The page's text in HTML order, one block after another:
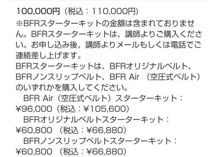
100,000円 （税込：110,000円)
※BFRスターターキットの金額は含まれておりませ
ん。BFRスターターキットは、講師よりご購入くださ
い。お申し込み後、講師よりメールもしくは電話でご
連絡差し上げます。
BFRスターターキットは、BFRオリジナルベルト、
BFRノンスリップベルト、BFR Air （空圧式ベルト）
のいずれかを購入してください。
BFR Air（空圧式ベルト）スターターキット：
¥96,000（税込：¥105,600）
BFRオリジナルベルトスターターキット：
¥60,800 （税込：¥66,880）
BFRノンスリップベルトスターターキット：
¥60,800 （税込：¥66,880）